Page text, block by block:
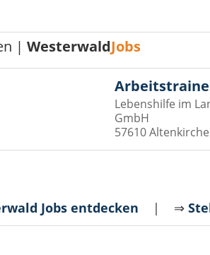
|WesterwaldJobs
Lebenshilfe im
GmbH
57610
Jobs entdecken | ⇒